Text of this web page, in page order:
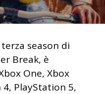
season di
Break, è
One, Xbox
PlayStation 5,